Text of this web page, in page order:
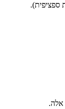
ספציפית).
אלה.